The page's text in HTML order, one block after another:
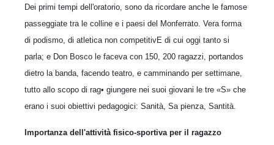
Dei primi tempi dell'oratorio, sono da ricordare anche le famose
passeggiate tra le colline e i paesi del Monferrato. Vera forma
di podismo, di atletica non competitivE di cui oggi tanto si
parla; e Don Bosco le faceva con 150, 200 ragazzi, portandos
dietro la banda, facendo teatro, e camminando per settimane,
tutto allo scopo di rag• giungere nei suoi giovani le tre «S» che
erano i suoi obiettivi pedagogici: Sanità, Sa pienza, Santità.
Importanza dell'attività fisico-sportiva per il ragazzo